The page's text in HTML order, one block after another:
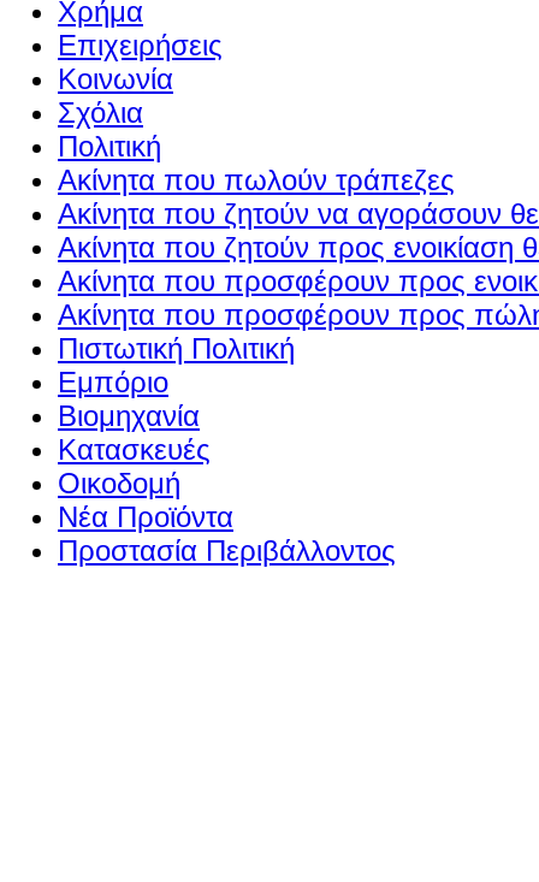
Χρήμα
Επιχειρήσεις
Κοινωνία
Σχόλια
Πολιτική
Ακίνητα που πωλούν τράπεζες
Ακίνητα που ζητούν να αγοράσουν
Ακίνητα που ζητούν προς ενοικίαση
Ακίνητα που προσφέρουν προς
Ακίνητα που προσφέρουν προς
Πιστωτική Πολιτική
Εμπόριο
Βιομηχανία
Κατασκευές
Οικοδομή
Νέα Προϊόντα
Προστασία Περιβάλλοντος